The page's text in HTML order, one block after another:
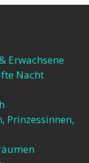
Erwachsene
Nacht
Prinzessinnen,